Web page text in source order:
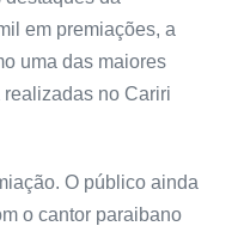
em premiações, a
uma das maiores
no Cariri
O público ainda
o cantor paraibano